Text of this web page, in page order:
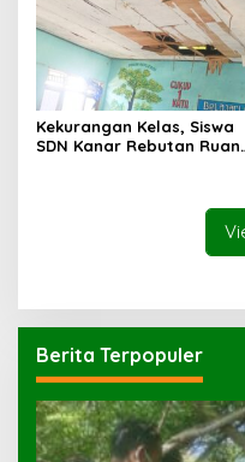
Kekurangan Kelas, Siswa
SDN Kanar Rebutan
Berita Terpopuler